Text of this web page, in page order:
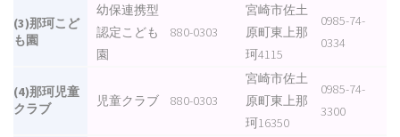
(3)那珂こど
も園
幼保連携型
認定こども
園
880-0303
宮崎市佐土
原町東上那
珂4115
0985-74-
0334
(4)那珂児童
クラブ
児童クラブ 880-0303
宮崎市佐土
原町東上那
珂16350
0985-74-
3300